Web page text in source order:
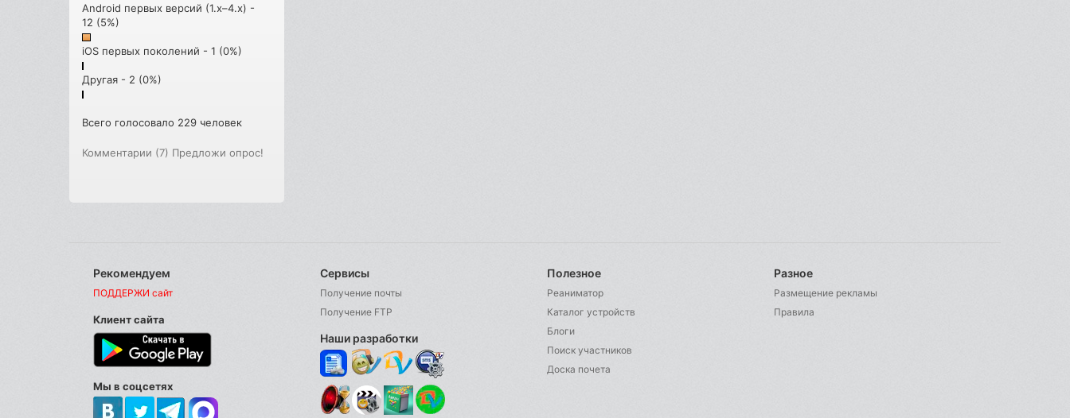
Android первых версий (1.x–4.x) -
12 (5%)
iOS первых поколений - 1 (0%)
Другая - 2 (0%)
Всего голосовало 229 человек
Комментарии (7) Предложи опрос!
Рекомендуем
ПОДДЕРЖИ сайт
Клиент сайта
Мы в соцсетях
Сервисы
Получение почты
Получение FTP
Наши разработки
Полезное
Реаниматор
Каталог устройств
Блоги
Поиск участников
Доска почета
Разное
Размещение рекламы
Правила